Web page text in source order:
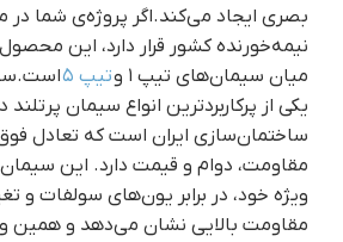
بصری ایجاد می‌کند.اگر پروژه‌ی شما در
نیمه‌خورنده کشور قرار دارد، این
میان سیمان‌های تیپ ۱ و
تیپ ۵
یکی از پرکاربردترین انواع سیمان
ساختمان‌سازی ایران است که تعادل
مقاومت، دوام و قیمت دارد. این
ویژه خود، در برابر یون‌های سولفات و
مقاومت بالایی نشان می‌دهد و همین